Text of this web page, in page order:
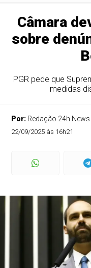
Câmara
sobre
PGR pede que
medidas
Por: Redação 24h News
22/09/2025 às 16h21